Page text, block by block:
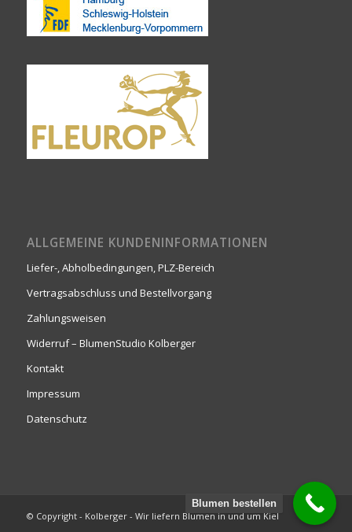
ALLGEMEINE KUNDENINFORMATIONEN
Liefer-, Abholbedingungen, PLZ-Bereich
Vertragsabschluss und Bestellvorgang
Zahlungsweisen
Widerruf – BlumenStudio Kolberger
Kontakt
Impressum
Datenschutz
© Copyright - Kolberger - Wir liefern Blumen in und um Kiel
Blumen bestellen